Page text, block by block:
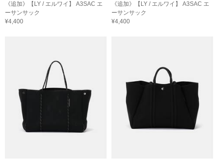
《追加》【LY / エルワイ】 A3SAC エ
ーサンサック
¥4,400
《追加》【LY / エルワイ】 A3SAC エ
ーサンサック
¥4,400